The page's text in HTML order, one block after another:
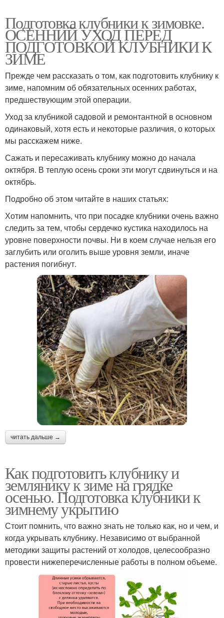
Подготовка клубники к зимовке.
ОСЕННИЙ УХОД ПЕРЕД
ПОДГОТОВКОЙ КЛУБНИКИ К
ЗИМЕ
Прежде чем рассказать о том, как подготовить клубнику к
зиме, напомним об обязательных осенних работах,
предшествующим этой операции.
Уход за клубникой садовой и ремонтантной в основном
одинаковый, хотя есть и некоторые различия, о которых
мы расскажем ниже.
Сажать и пересаживать клубнику можно до начала
октября. В теплую осень сроки эти могут сдвинуться и на
октябрь.
Подробно об этом читайте в наших статьях:
Хотим напомнить, что при посадке клубники очень важно
следить за тем, чтобы сердечко кустика находилось на
уровне поверхности почвы. Ни в коем случае нельзя его
заглубить или оголить выше уровня земли, иначе
растения погибнут.
читать дальше →
Как подготовить клубнику и
землянику к зиме на грядке
осенью. Подготовка клубники к
зимнему укрытию
Стоит помнить, что важно знать не только как, но и чем, и
когда укрывать клубнику. Независимо от выбранной
методики защиты растений от холодов, целесообразно
провести нижеперечисленные работы в полном объеме.